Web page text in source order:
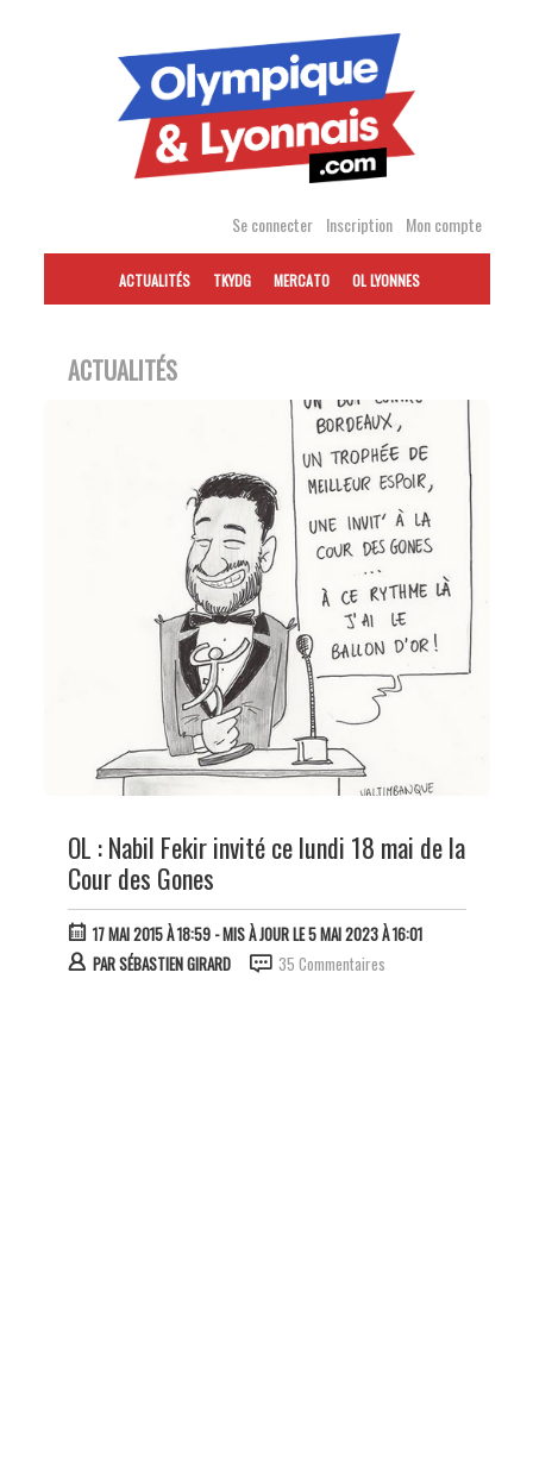
Se connecter Inscription Mon compte
ACTUALITÉS TKYDG MERCATO OL LYONNES
ACTUALITÉS
OL : Nabil Fekir invité ce lundi 18 mai de la
Cour des Gones
17 MAI 2015 À 18:59- MIS À JOUR LE 5 MAI 2023 À 16:01
PARSÉBASTIEN GIRARD 35 Commentaires